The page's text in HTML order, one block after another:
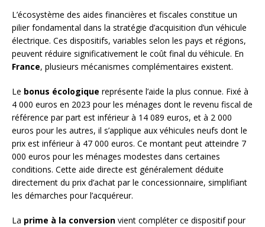
L’écosystème des aides financières et fiscales constitue un
pilier fondamental dans la stratégie d’acquisition d’un véhicule
électrique. Ces dispositifs, variables selon les pays et régions,
peuvent réduire significativement le coût final du véhicule. En
France, plusieurs mécanismes complémentaires existent.
Le bonus écologique représente l’aide la plus connue. Fixé à
4 000 euros en 2023 pour les ménages dont le revenu fiscal de
référence par part est inférieur à 14 089 euros, et à 2 000
euros pour les autres, il s’applique aux véhicules neufs dont le
prix est inférieur à 47 000 euros. Ce montant peut atteindre 7
000 euros pour les ménages modestes dans certaines
conditions. Cette aide directe est généralement déduite
directement du prix d’achat par le concessionnaire, simplifiant
les démarches pour l’acquéreur.
La prime à la conversion vient compléter ce dispositif pour